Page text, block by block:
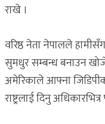
राखे ।
वरिष्ठ नेता नेपालले हामीसँग
सुमधुर सम्बन्ध बनाउन
अमेरिकाले आफ्ना
राष्ट्रलाई दिनु